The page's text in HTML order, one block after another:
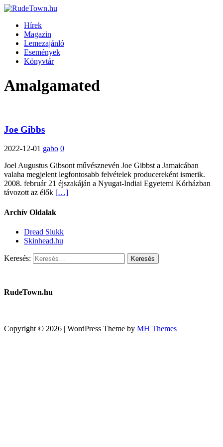
Hírek
Magazin
Lemezajánló
Események
Könyvtár
Amalgamated
Joe Gibbs
2022-12-01 gabo 0
Joel Augustus Gibsont művésznevén Joe Gibbst a Jamaicában
valaha megjelent legfontosabb felvételek producereként ismerik.
2008. február 21 éjszakáján a Nyugat-Indiai Egyetemi Kórházban
távozott az élők […]
Archív Oldalak
Dread Slukk
Skinhead.hu
Keresés:
RudeTown.hu
Copyright © 2026 | WordPress Theme by MH Themes